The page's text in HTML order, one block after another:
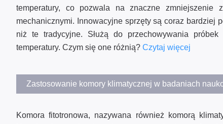
temperatury, co pozwala na znaczne zmniejszenie
mechanicznymi. Innowacyjne sprzęty są coraz bardziej
niż te tradycyjne. Służą do przechowywania
temperatury. Czym się one różnią? Czytaj więcej
Zastosowanie komory klimatycznej w badaniach
Komora fitotronowa, nazywana również komorą